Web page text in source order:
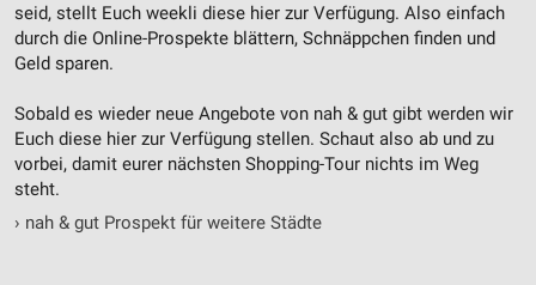
seid, stellt Euch weekli diese hier zur Verfügung. Also einfach
durch die Online-Prospekte blättern, Schnäppchen finden und
Geld sparen.
Sobald es wieder neue Angebote von nah & gut gibt werden wir
Euch diese hier zur Verfügung stellen. Schaut also ab und zu
vorbei, damit eurer nächsten Shopping-Tour nichts im Weg
steht.
› nah & gut Prospekt für weitere Städte